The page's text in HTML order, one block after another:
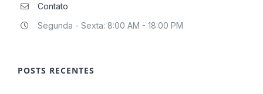
Contato
Segunda - Sexta: 8:00 AM - 18:00 PM
POSTS RECENTES